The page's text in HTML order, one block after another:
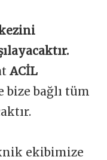
ACİL
bağlı tüm
ekibimize